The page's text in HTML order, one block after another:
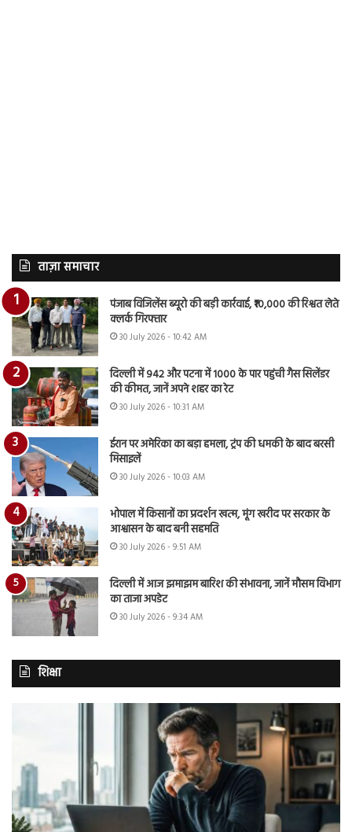
ताज़ा समाचार
पंजाब विजिलेंस ब्यूरो की बड़ी कार्रवाई, ₹10,000 की रिश्वत लेते
क्लर्क गिरफ्तार
30 July 2026 - 10:42 AM
दिल्ली में 942 और पटना में 1000 के पार पहुंची गैस सिलेंडर
की कीमत, जानें अपने शहर का रेट
30 July 2026 - 10:31 AM
ईरान पर अमेरिका का बड़ा हमला, ट्रंप की धमकी के बाद बरसी
मिसाइलें
30 July 2026 - 10:03 AM
भोपाल में किसानों का प्रदर्शन खत्म, मूंग खरीद पर सरकार के
आश्वासन के बाद बनी सहमति
30 July 2026 - 9:51 AM
दिल्ली में आज झमाझम बारिश की संभावना, जानें मौसम विभाग
का ताजा अपडेट
30 July 2026 - 9:34 AM
शिक्षा